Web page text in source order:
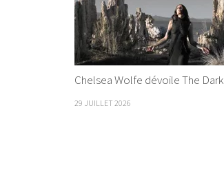
Chelsea Wolfe dévoile The Dark
29 JUILLET 2026